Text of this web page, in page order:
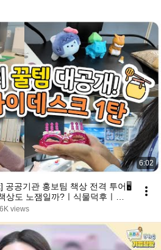
6:02
공공기관 홍보팀 책상 전격 투어🖥️
상도 노잼일까?ㅣ식물덕후ㅣ직
피규어
views